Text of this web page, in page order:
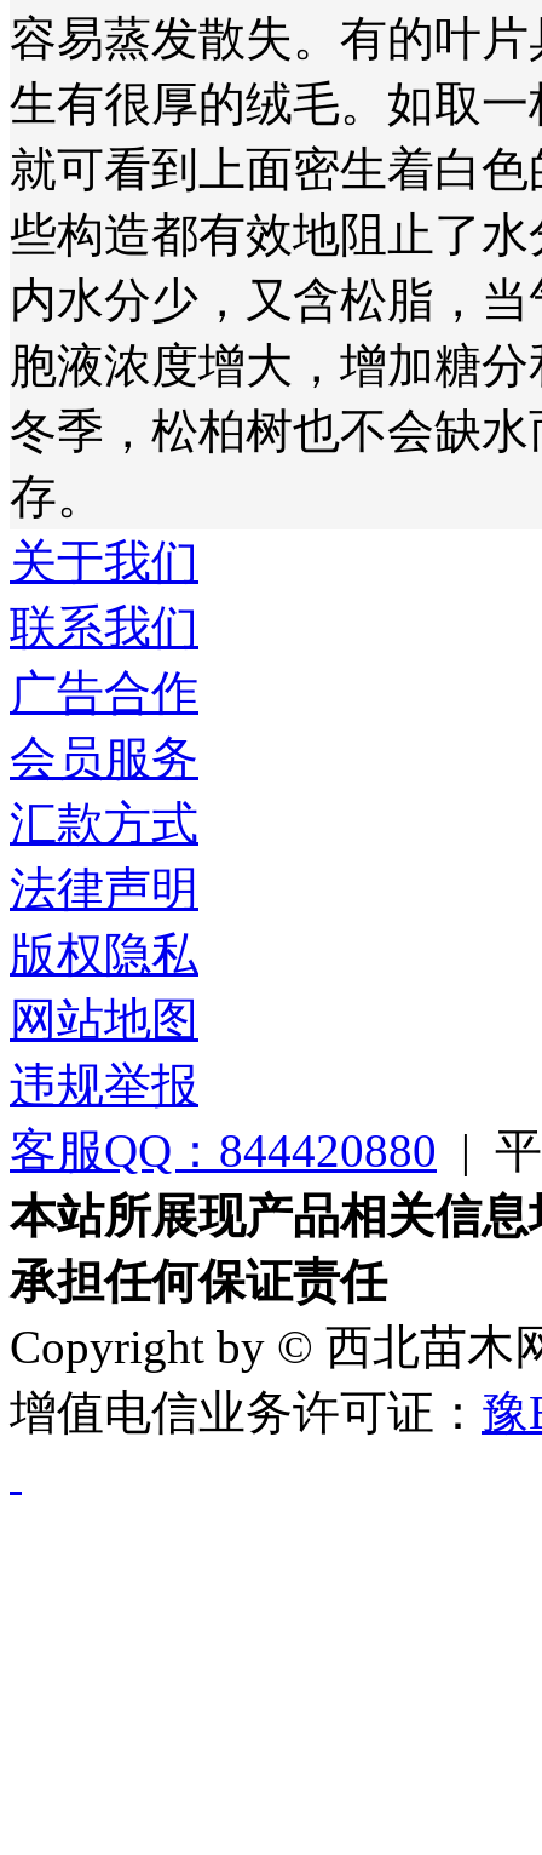
容易蒸发散失。有的叶
生有很厚的绒毛。如取
就可看到上面密生着白
些构造都有效地阻止了
内水分少，又含松脂，
胞液浓度增大，增加糖
冬季，松柏树也不会缺
存。
关于我们
联系我们
广告合作
会员服务
汇款方式
法律声明
版权隐私
网站地图
违规举报
客服QQ：844420880 |
本站所展现产品相关信
承担任何保证责任
Copyright by © 西北苗木
增值电信业务许可证： 豫